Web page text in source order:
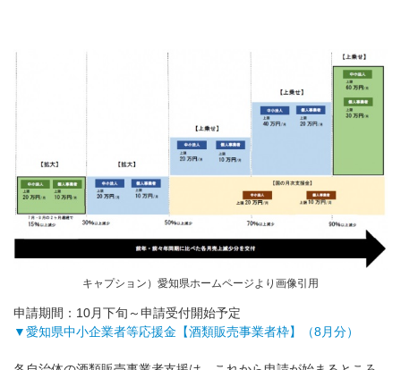
キャプション）愛知県ホームページより画像引用
申請期間：10月下旬～申請受付開始予定
▼愛知県中小企業者等応援金【酒類販売事業者枠】（8月分）